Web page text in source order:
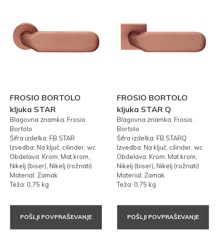
FROSIO BORTOLO
kljuka STAR
Blagovna znamka: Frosio
Bortolo
Šifra izdelka: FB.STAR
Izvedba: Na ključ, cilinder, wc
Obdelava: Krom, Mat krom,
Nikelj (biser), Nikelj (rožnati)
Material: Zamak
Teža: 0,75 kg
POŠLJI POVPRAŠEVANJE
FROSIO BORTOLO
kljuka STAR Q
Blagovna znamka: Frosio
Bortolo
Šifra izdelka: FB.STARQ
Izvedba: Na ključ, cilinder, wc
Obdelava: Krom, Mat krom,
Nikelj (biser), Nikelj (rožnati)
Material: Zamak
Teža: 0,75 kg
POŠLJI POVPRAŠEVANJE